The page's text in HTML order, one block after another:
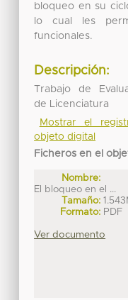
bloqueo en su
lo cual les
funcionales.
Descripción:
Trabajo de
de Licenciatura
Mostrar el
objeto digital
Ficheros en el
Nombre:
El bloqueo en el ...
Tamaño:
Formato: PDF
Ver documento